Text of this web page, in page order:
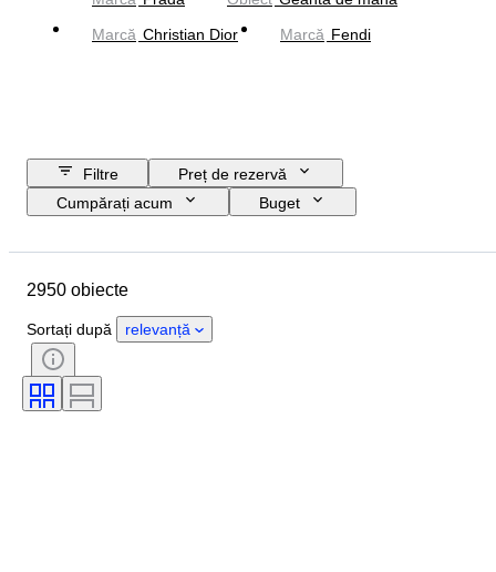
Marcă Christian Dior Marcă Fendi
Filtre
Preț de rezervă
Cumpărați acum
Buget
Mărimea hainelor
Țara de Proveniență
Sexul
Stare
Culoare
Model
2950 obiecte
Sortați după relevanță